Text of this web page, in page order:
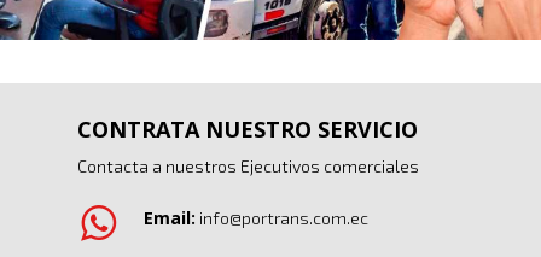
CONTRATA NUESTRO SERVICIO
Contacta a nuestros Ejecutivos comerciales
Email: info@portrans.com.ec